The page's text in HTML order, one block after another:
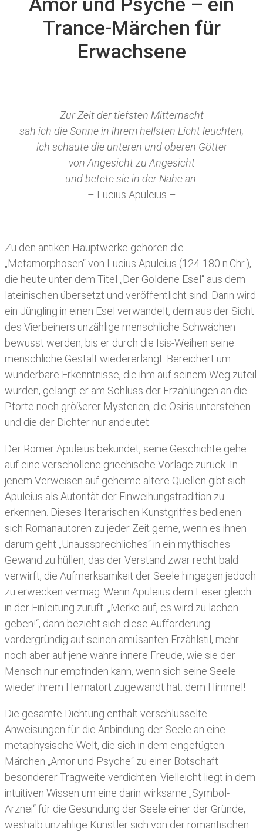
Trance-Märchen für
Erwachsene
Zur Zeit der tiefsten Mitternacht
sah ich die Sonne in ihrem hellsten Licht leuchten;
ich schaute die unteren und oberen Götter
von Angesicht zu Angesicht
und betete sie in der Nähe an.
– Lucius Apuleius –
Zu den antiken Hauptwerke gehören die
„Metamorphosen“ von Lucius Apuleius (124-180 n.Chr.),
die heute unter dem Titel „Der Goldene Esel“ aus dem
lateinischen übersetzt und veröffentlicht sind. Darin wird
ein Jüngling in einen Esel verwandelt, dem aus der Sicht
des Vierbeiners unzählige menschliche Schwächen
bewusst werden, bis er durch die Isis-Weihen seine
menschliche Gestalt wiedererlangt. Bereichert um
wunderbare Erkenntnisse, die ihm auf seinem Weg zuteil
wurden, gelangt er am Schluss der Erzählungen an die
Pforte noch größerer Mysterien, die Osiris unterstehen
und die der Dichter nur andeutet.
Der Römer Apuleius bekundet, seine Geschichte gehe
auf eine verschollene griechische Vorlage zurück. In
jenem Verweisen auf geheime ältere Quellen gibt sich
Apuleius als Autorität der Einweihungstradition zu
erkennen. Dieses literarischen Kunstgriffes bedienen
sich Romanautoren zu jeder Zeit gerne, wenn es ihnen
darum geht „Unaussprechliches“ in ein mythisches
Gewand zu hüllen, das der Verstand zwar recht bald
verwirft, die Aufmerksamkeit der Seele hingegen jedoch
zu erwecken vermag. Wenn Apuleius dem Leser gleich
in der Einleitung zuruft: „Merke auf, es wird zu lachen
geben!“, dann bezieht sich diese Aufforderung
vordergründig auf seinen amüsanten Erzählstil, mehr
noch aber auf jene wahre innere Freude, wie sie der
Mensch nur empfinden kann, wenn sich seine Seele
wieder ihrem Heimatort zugewandt hat: dem Himmel!
Die gesamte Dichtung enthält verschlüsselte
Anweisungen für die Anbindung der Seele an eine
metaphysische Welt, die sich in dem eingefügten
Märchen „Amor und Psyche“ zu einer Botschaft
besonderer Tragweite verdichten. Vielleicht liegt in dem
intuitiven Wissen um eine darin wirksame „Symbol-
Arznei“ für die Gesundung der Seele einer der Gründe,
weshalb unzählige Künstler sich von der romantischen